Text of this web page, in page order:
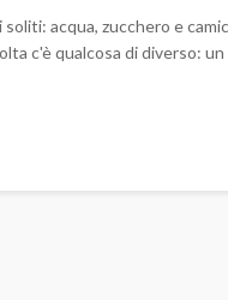
acqua, zucchero e
c'è qualcosa di diverso: un